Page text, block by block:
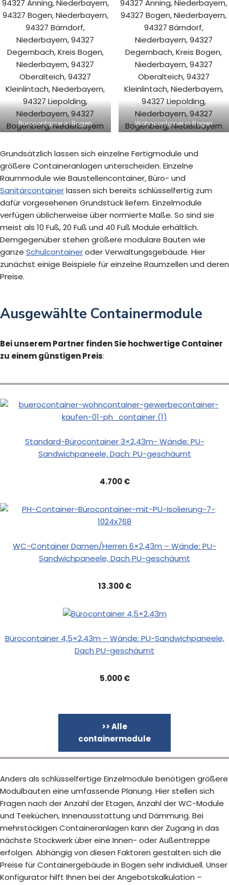
Bürocontainer in Bogen Wohncontainer in Bogen
Grundsätzlich lassen sich einzelne Fertigmodule und
größere Containeranlagen unterscheiden. Einzelne
Raummodule wie Baustellencontainer, Büro- und
Sanitärcontainerlassen sich bereits schlüsselfertig zum
dafür vorgesehenen Grundstück liefern. Einzelmodule
verfügen üblicherweise über normierte Maße. So sind sie
meist als 10 Fuß, 20 Fuß und 40 Fuß Module erhältlich.
Demgegenüber stehen größere modulare Bauten wie
ganze Schulcontaineroder Verwaltungsgebäude. Hier
zunächst einige Beispiele für einzelne Raumzellen und deren
Preise.
Ausgewählte Containermodule
Bei unserem Partner finden Sie hochwertige Container
zu einem günstigen Preis:
Standard-Bürocontainer 3×2,43m- Wände: PU-
Sandwichpaneele, Dach: PU-geschäumt
4.700 €
WC-Container Damen/Herren 6×2,43m – Wände: PU-
Sandwichpaneele, Dach PU-geschäumt
13.300 €
Bürocontainer 4,5×2,43m – Wände: PU-Sandwichpaneele,
Dach PU-geschäumt
5.000 €
>> Alle
containermodule
Anders als schlüsselfertige Einzelmodule benötigen größere
Modulbauten eine umfassende Planung. Hier stellen sich
Fragen nach der Anzahl der Etagen, Anzahl der WC-Module
und Teeküchen, Innenausstattung und Dämmung. Bei
mehrstöckigen Containeranlagen kann der Zugang in das
nächste Stockwerk über eine Innen- oder Außentreppe
erfolgen. Abhängig von diesen Faktoren gestalten sich die
Preise für Containergebäude in Bogen sehr individuell. Unser
Konfigurator hilft Ihnen bei der Angebotskalkulation –